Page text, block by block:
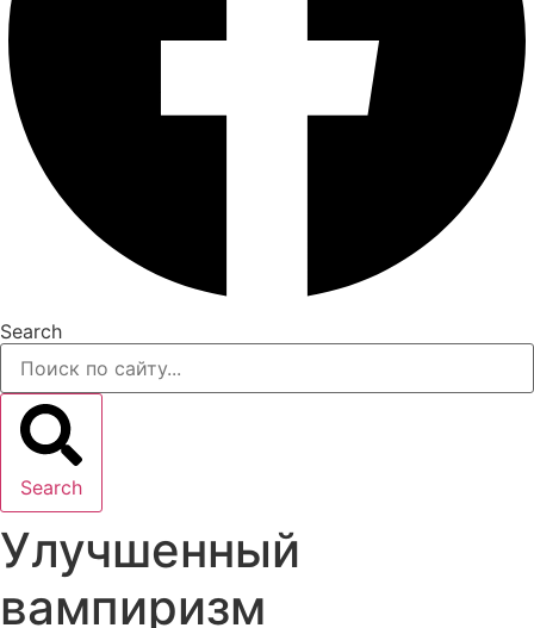
Search
Search
Улучшенный
вампиризм